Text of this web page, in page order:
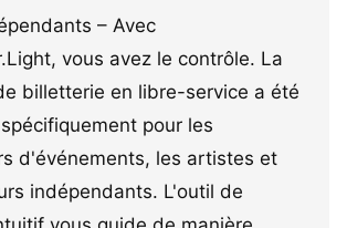
– Avec
vous avez le contrôle. La
billetterie en libre-service a été
pour les
d'événements, les artistes et
indépendants. L'outil de